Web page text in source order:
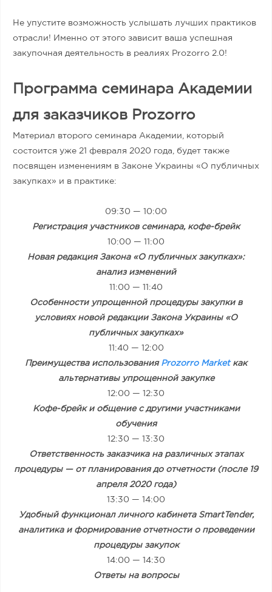
Не упустите возможность услышать лучших практиков
отрасли! Именно от этого зависит ваша успешная
закупочная деятельность в реалиях Prozorro 2.0!
Программа семинара Академии
для заказчиков Prozorro
Материал второго семинара Академии, который
состоится уже 21 февраля 2020 года, будет также
посвящен изменениям в Законе Украины «О публичных
закупках» и в практике:
09:30 — 10:00
Регистрация участников семинара, кофе-брейк
10:00 — 11:00
Новая редакция Закона «О публичных закупках»:
анализ изменений
11:00 — 11:40
Особенности упрощенной процедуры закупки в
условиях новой редакции Закона Украины «О
публичных закупках»
11:40 — 12:00
Преимущества использования Prozorro Marketкак
альтернативы упрощенной закупке
12:00 — 12:30
Кофе-брейк и общение с другими участниками
обучения
12:30 — 13:30
Ответственность заказчика на различных этапах
процедуры — от планирования до отчетности (после 19
апреля 2020 года)
13:30 — 14:00
Удобный функционал личного кабинета SmartTender,
аналитика и формирование отчетности о проведении
процедуры закупок
14:00 — 14:30
Ответы на вопросы